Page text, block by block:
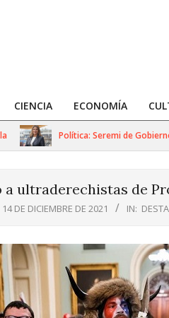
CIENCIA ECONOMÍA
Política: Seremi de Gobierno
a ultraderechistas de
14 DE DICIEMBRE DE 2021 IN: